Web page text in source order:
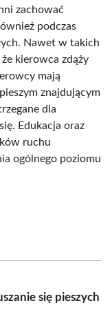
zachować
podczas
Nawet w takich
kierowca zdąży
mają
znajdującym
dla
Edukacja oraz
ruchu
ogólnego poziomu
się pieszych